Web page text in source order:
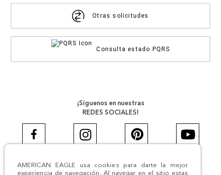
AMERICAN EAGLE usa cookies para darte la mejor
experiencia de navegación. Al navegar en el sitio estas
Otras solicitudes
Consulta estado PQRS
¡Síguenos en nuestras
REDES SOCIALES!
#AEJEANS #AerieREALCOL